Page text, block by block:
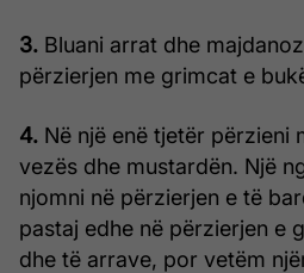
3. Bluani arrat dhe
përzierjen me grimcat e
4. Në një enë tjetër përzieni
vezës dhe mustardën. Një
njomni në përzierjen e të
pastaj edhe në përzierjen e
dhe të arrave, por vetëm